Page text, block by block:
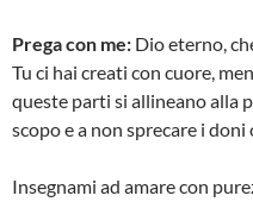
Prega con me: Dio eterno,
Tu ci hai creati con cuore,
queste parti si allineano alla
scopo e a non sprecare i
Insegnami ad amare con